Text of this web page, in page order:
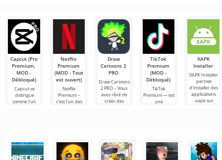
un
Capcut (Pro
Premium,
MOD -
Débloqué)
Capcut se
distingue
comme l'un
Netflix
Premium
(MOD - Tout
est ouvert)
Netflix
Premium –
c'est l'un des
Draw
Cartoons 2
PRO
Draw Cartoons
2 PRO – Vous
avez rêvé de
créer des
TikTok
Premium
(MOD -
Débloqué)
TikTok
Premium — est
une
XAPK
Installer
XAPK Installer
permet
d'installer des
applications
.xapk sur